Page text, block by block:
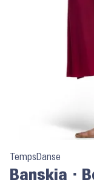
TempsDanse
Banskia ⬝